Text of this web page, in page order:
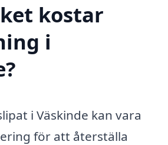
kostar
i
i Väskinde kan vara
för att återställa